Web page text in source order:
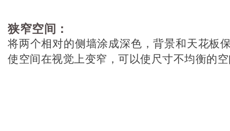
狭窄空间：
将两个相对的侧墙涂成深色，背景和天花板
使空间在视觉上变窄，可以使尺寸不均衡的